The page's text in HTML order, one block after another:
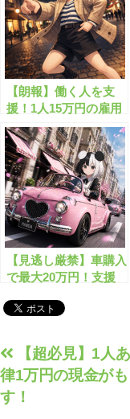
【朗報】働く人を支
援！1人15万円の雇用
給付金がスタート
【見逃し厳禁】車購入
で最大20万円！支援
投
稿
ナ
【超必見】1人
律1万円の現金がも
す！